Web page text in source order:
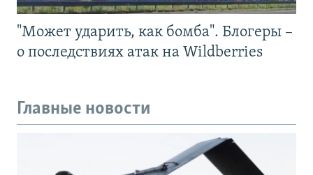
"Может ударить, как бомба". Блогеры –
о последствиях атак на Wildberries
Главные новости